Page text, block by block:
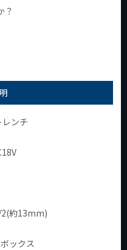
？
レンチ
約13mm)
ックス